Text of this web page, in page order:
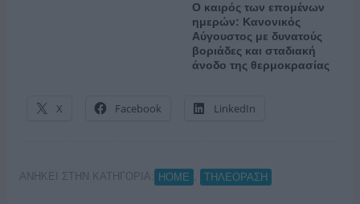
Ο καιρός των επομένων
ημερών: Κανονικός
Αύγουστος με δυνατούς
βοριάδες και σταδιακή
άνοδο της θερμοκρασίας
X Facebook LinkedIn
ΑΝΗΚΕΙ ΣΤΗΝ ΚΑΤΗΓΟΡΙΑ: HOME ΤΗΛΕΟΡΑΣΗ